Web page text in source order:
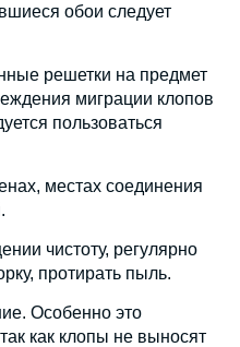
обои следует
решетки на предмет
миграции клопов
пользоваться
местах соединения
чистоту, регулярно
протирать пыль.
Особенно это
как клопы не выносят